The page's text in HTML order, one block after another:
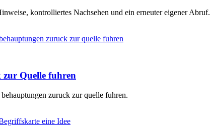
kontrolliertes Nachsehen und ein erneuter eigener Abruf.
Quelle fuhren
zuruck zur quelle fuhren.